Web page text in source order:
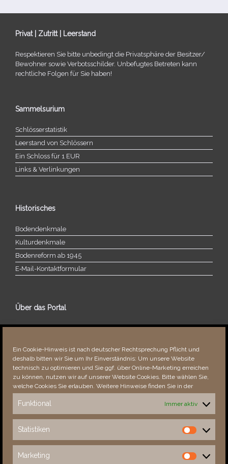
Ein Cookie-Hinweis ist nach deutscher Rechtsprechung Pflicht und
deshalb bitten wir Sie um Ihr Einverständnis: Um unsere Website
technisch zu optimieren und Sie ggf. über Online-Marketing erreichen
zu können, nutzen wir auf unserer Website Cookies. Bitte wählen Sie,
welche Cookies Sie erlauben. Weitere Hinweise finden Sie in der
Funktional Immer aktiv
Statistiken
Statistiken
Marketing
Marketing
Privat | Zutritt | Leerstand
Respektieren Sie bitte unbe­dingt die Privatsphäre der Besitzer/​
Bewohner sowie Verbotsschilder. Unbefugtes Betreten kann
recht­li­che Folgen für Sie haben!
Sammelsurium
Schlösserstatistik
Leerstand von Schlössern
Ein Schloss für 1 EUR
Links & Verlinkungen
Historisches
Bodendenkmale
Kulturdenkmale
Bodenreform ab 1945
E‑Mail-​​Kontaktformular
Über das Portal
Über dieses Portal
Fehler bemerkt?
Besucher seit 08/​2021
This Week
32293